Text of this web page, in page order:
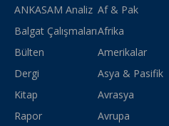
ANKASAM Analiz
Balgat Çalışmaları
Bülten
Dergi
Kitap
Rapor
Af & Pak
Afrika
Amerikalar
Asya & Pasifik
Avrasya
Avrupa